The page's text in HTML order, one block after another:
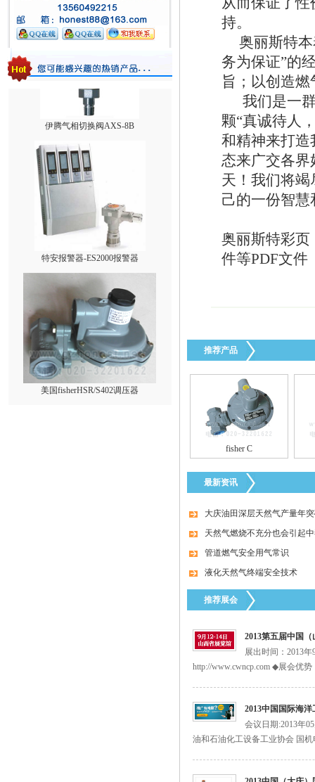
伊腾气相切换阀AXS-8B
特安报警器-ES2000报警器
美国fisherHSR/S402调压器
持。
奥丽斯特本
务为保证”的
旨；以创造
我们是一群
颗“真诚待人
和精神来打
态来广交各
天！我们将
己的一份智慧
奥丽斯特彩页
件等PDF文件
推荐产品
fisher C
最新资讯
大庆油田深层天然气产量年
天然气燃烧不充分也会引起
管道燃气安全用气常识
液化天然气终端安全技术
推荐展会
2013第五届中国
展出时间：2013
http://www.cwncp.com ◆展会优
2013中国国际海
会议日期:2013年
油和石油化工设备工业协会 国